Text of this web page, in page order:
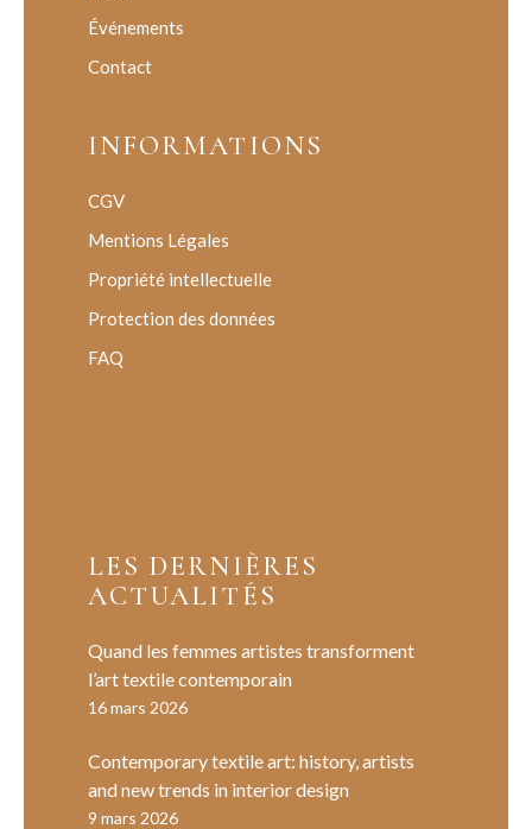
Événements
Contact
INFORMATIONS
CGV
Mentions Légales
Propriété intellectuelle
Protection des données
FAQ
LES DERNIÈRES
ACTUALITÉS
Quand les femmes artistes transforment
l’art textile contemporain
16 mars 2026
Contemporary textile art: history, artists
and new trends in interior design
9 mars 2026